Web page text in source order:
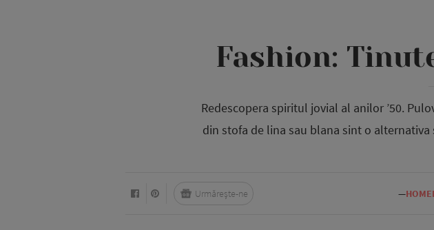
Fashion:
Redescopera spiritul jovial al anilor ’50.
din stofa de lina sau blana sint o
—
Urmărește-ne